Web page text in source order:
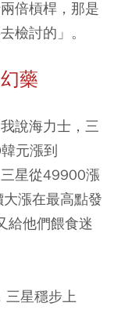
倍槓桿，那是
檢討的」。
藥
說海力士，三
元漲到
星從49900漲
漲在最高點發
給他們餵食迷
三星穩步上